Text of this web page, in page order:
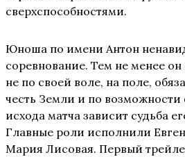
сверхспособностями.
Юноша по имени Антон
соревнование. Тем не менее он
не по своей воле, на поле,
честь Земли и по возможности
исхода матча зависит судьба
Главные роли исполнили
Мария Лисовая. Первый